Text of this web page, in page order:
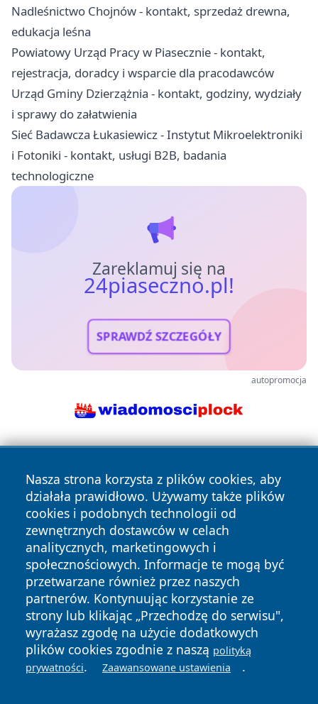
Nadleśnictwo Chojnów - kontakt, sprzedaż drewna,
edukacja leśna
Powiatowy Urząd Pracy w Piasecznie - kontakt,
rejestracja, doradcy i wsparcie dla pracodawców
Urząd Gminy Dzierzążnia - kontakt, godziny, wydziały
i sprawy do załatwienia
Sieć Badawcza Łukasiewicz - Instytut Mikroelektroniki
i Fotoniki - kontakt, usługi B2B, badania
technologiczne
Zareklamuj się na
24piaseczno.pl!
SPRAWDŹ SZCZEGÓŁY
autopromocja
Nasza strona korzysta z plików cookies, aby
działała prawidłowo. Używamy także plików
cookies i podobnych technologii od
zewnętrznych dostawców w celach
analitycznych, marketingowych i
społecznościowych. Informacje te mogą być
przetwarzane również przez naszych
partnerów. Kontynuując korzystanie ze
strony lub klikając „Przechodzę do serwisu",
wyrażasz zgodę na użycie dodatkowych
plików cookies zgodnie z naszą polityką
prywatności. Zaawansowane ustawienia .
Copyright © 2026 24piaseczno.pl Wszystkie prawa
zastrzeżone.
News Autorzy
Polityka
Prywatności
Polityka
Cookies